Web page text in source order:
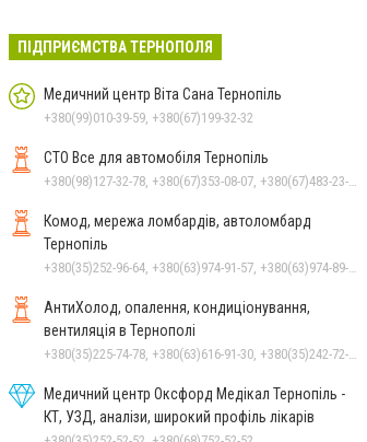
ПІДПРИЄМСТВА ТЕРНОПОЛЯ
Медичний центр Віта Сана Тернопіль
+380(99)010-39-59, +380(67)199-32-32
СТО Все для автомобіля Тернопіль
+380(98)127-32-78, +380(67)353-08-07, +380(67)483-23-55
Комод, мережа ломбардів, автоломбард
Тернопіль
+380(35)252-96-64, +380(63)974-91-57, +380(63)974-89-07
АнтиХолод, опалення, кондиціонування,
вентиляція в Тернополі
+380(35)225-74-78, +380(63)616-91-30, +380(35)242-72-37
Медичний центр Оксфорд Медікал Тернопіль -
КТ, УЗД, аналізи, широкий профіль лікарів